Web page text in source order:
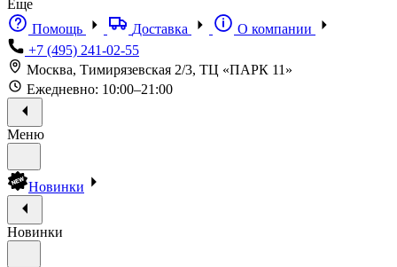
Еще
Помощь
Доставка
О компании
+7 (495) 241-02-55
Москва, Тимирязевская 2/3, ТЦ «ПАРК 11»
Ежедневно: 10:00–21:00
Меню
Новинки
Новинки